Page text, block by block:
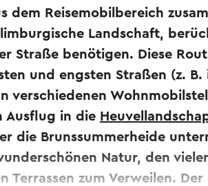
dem Reisemobilbereich
Landschaft,
Straße benötigen. Diese
und engsten Straßen (z.
verschiedenen
Ausflug in die
die Brunssummerheide
Natur, den
Terrassen zum Verweilen.